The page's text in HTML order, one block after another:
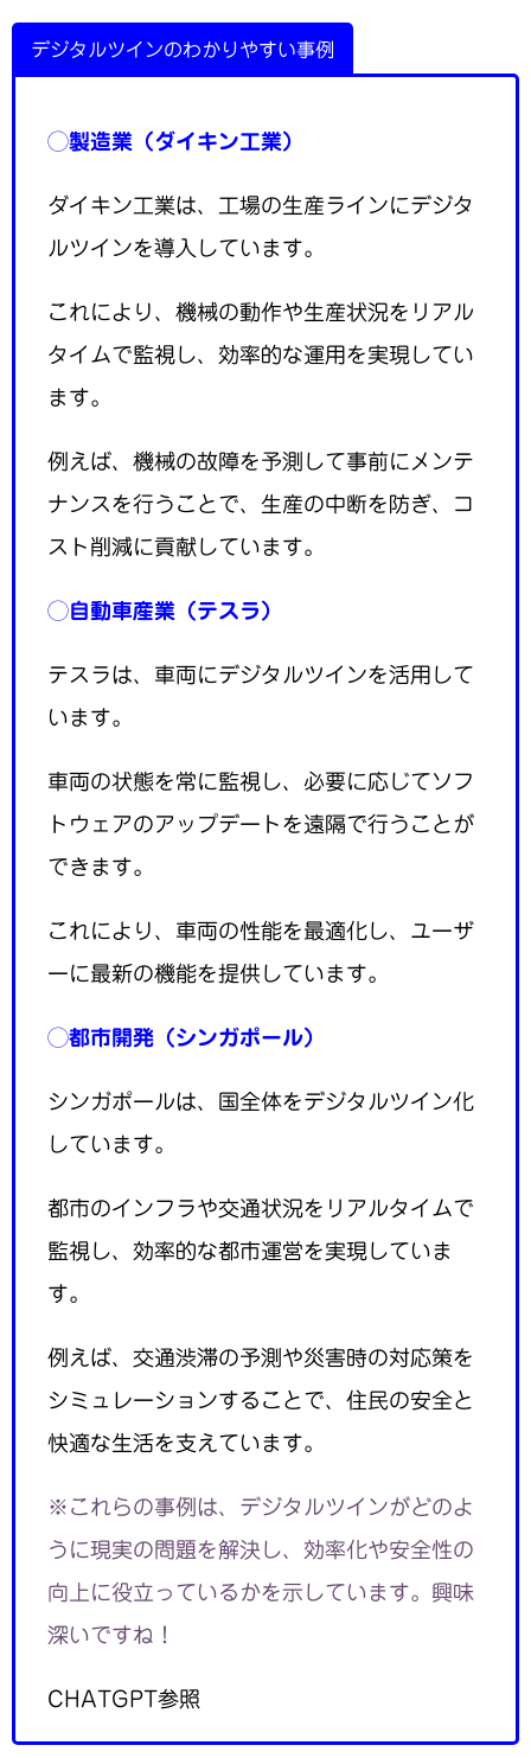
デジタルツインのわかりやすい事例
◯製造業（ダイキン工業）
ダイキン工業は、工場の生産ラインにデジタ
ルツインを導入しています。
これにより、機械の動作や生産状況をリアル
タイムで監視し、効率的な運用を実現してい
ます。
例えば、機械の故障を予測して事前にメンテ
ナンスを行うことで、生産の中断を防ぎ、コ
スト削減に貢献しています。
◯自動車産業（テスラ）
テスラは、車両にデジタルツインを活用して
います。
車両の状態を常に監視し、必要に応じてソフ
トウェアのアップデートを遠隔で行うことが
できます。
これにより、車両の性能を最適化し、ユーザ
ーに最新の機能を提供しています。
◯都市開発（シンガポール）
シンガポールは、国全体をデジタルツイン化
しています。
都市のインフラや交通状況をリアルタイムで
監視し、効率的な都市運営を実現していま
す。
例えば、交通渋滞の予測や災害時の対応策を
シミュレーションすることで、住民の安全と
快適な生活を支えています。
※これらの事例は、デジタルツインがどのよ
うに現実の問題を解決し、効率化や安全性の
向上に役立っているかを示しています。興味
深いですね！
CHATGPT参照